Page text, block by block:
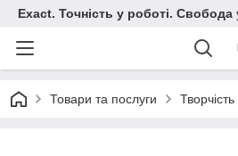
Exact. Точність у роботі. Свобода
Товари та послуги Творчість